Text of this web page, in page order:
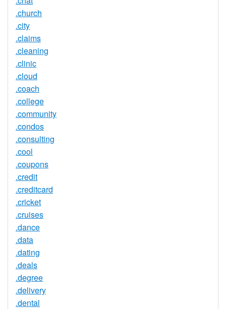
.church
.city
.claims
.cleaning
.clinic
.cloud
.coach
.college
.community
.condos
.consulting
.cool
.coupons
.credit
.creditcard
.cricket
.cruises
.dance
.data
.dating
.deals
.degree
.delivery
.dental